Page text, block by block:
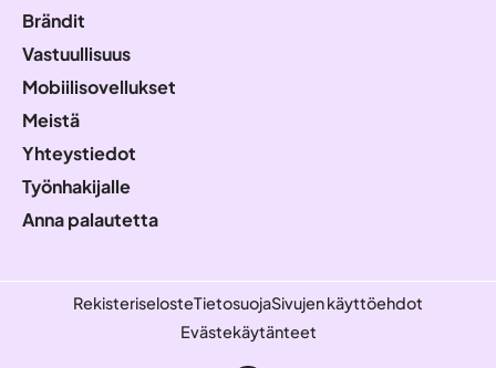
Brändit
Vastuullisuus
Mobiilisovellukset
Meistä
Yhteystiedot
Työnhakijalle
Anna palautetta
RekisteriselosteTietosuojaSivujen käyttöehdot
Evästekäytänteet